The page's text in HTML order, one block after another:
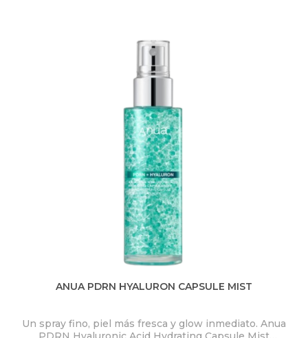
ANUA PDRN HYALURON CAPSULE MIST
Un spray fino, piel más fresca y glow inmediato. Anua